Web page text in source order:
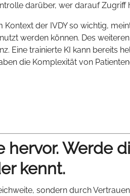
darüber, wer darauf Zugriff
der IVDY so wichtig,
werden können. Des
Eine trainierte KI kann bereits
die Komplexität von
hervor. Werde
kennt.
sondern durch